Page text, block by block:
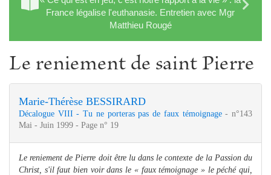
France légalise l'euthanasie. Entretien avec Mgr
Matthieu Rougé
Le reniement de saint Pierre
Marie-Thérèse BESSIRARD
Décalogue VIII - Tu ne porteras pas de faux témoignage- n°143
Mai - Juin 1999 - Page n° 19
Le reniement de Pierre doit être lu dans le contexte de la Passion du
Christ, s'il faut bien voir dans le « faux témoignage » le péché qui,